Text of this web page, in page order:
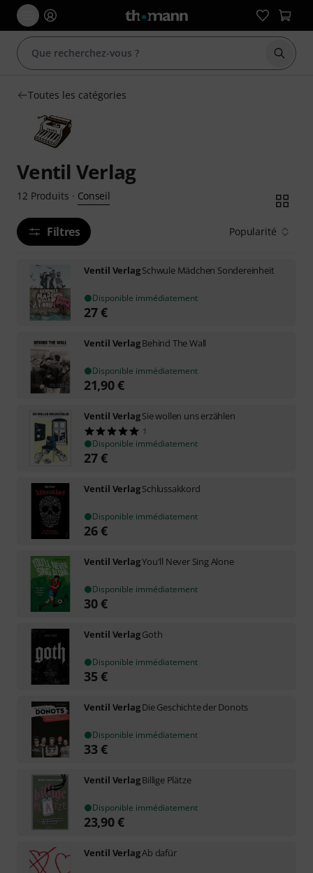
Toutes les catégories
Ventil Verlag
12 Produits · Conseil
Filtres Popularité
Ventil VerlagSchwule Mädchen Sondereinheit
Disponible immédiatement
27€
Ventil VerlagBehind The Wall
Disponible immédiatement
21,90€
Ventil VerlagSie wollen uns erzählen
1
Disponible immédiatement
27€
Ventil VerlagSchlussakkord
Disponible immédiatement
26€
Ventil VerlagYou'll Never Sing Alone
Disponible immédiatement
30€
Ventil VerlagGoth
Disponible immédiatement
35€
Ventil VerlagDie Geschichte der Donots
Disponible immédiatement
33€
Ventil VerlagBillige Plätze
Disponible immédiatement
23,90€
Ventil VerlagAb dafür